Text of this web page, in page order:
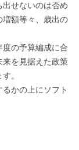
せないのは否め
増額等々、歳出の
の予算編成に合
来を見据えた政策
。
かの上にソフト